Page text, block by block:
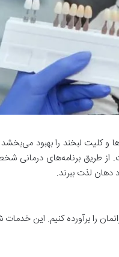
لبخند را بهبود می‌بخشد
طریق برنامه‌های درمانی
دهان لذت ببرند.
را برآورده کنیم. این